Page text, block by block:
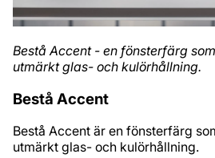
Bestå Accent - en fönsterfärg
utmärkt glas- och kulörhållning.​
Bestå Accent​
Bestå Accent är en fönsterfärg
utmärkt glas- och kulörhållning.​